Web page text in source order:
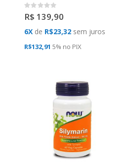
Rating:
0%
R$ 139,90
6X de R$23,32 sem juros
R$132,91 5% no PIX